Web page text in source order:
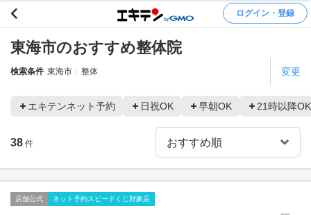
ログイン・登録
東海市のおすすめ整体院
検索条件 東海市 整体 変更
エキテンネット予約 日祝OK 早朝OK 21時以降OK
38 件
店舗公式 ネット予約スピードくじ対象店